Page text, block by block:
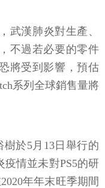
武漢肺炎對生產、
不過若必要的零件
將受到影響，預估
系列全球銷售量將
樹於5月13日舉行的
情並未對PS5的研
年年末旺季期間